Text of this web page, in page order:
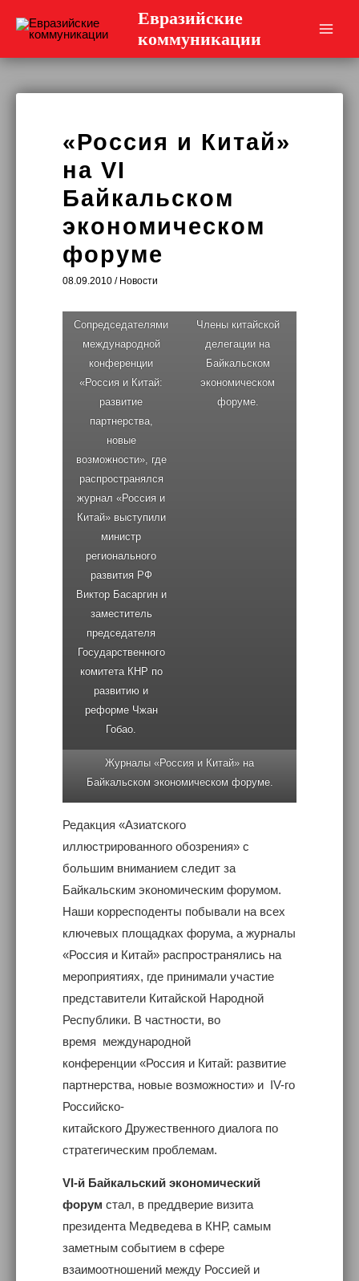
Евразийские
коммуникации
«Россия и Китай»
на VI
Байкальском
экономическом
форуме
08.09.2010 / Новости
Сопредседателями
международной
конференции
«Россия и Китай:
развитие
партнерства,
новые
возможности», где
распространялся
журнал «Россия и
Китай» выступили
министр
регионального
развития РФ
Виктор Басаргин и
заместитель
председателя
Государственного
комитета КНР по
развитию и
реформе Чжан
Гобао.
Члены китайской
делегации на
Байкальском
экономическом
форуме.
Журналы «Россия и Китай» на
Байкальском экономическом форуме.
Редакция «Азиатского
иллюстрированного обозрения» с
большим вниманием следит за
Байкальским экономическим форумом.
Наши корресподенты побывали на всех
ключевых площадках форума, а журналы
«Россия и Китай» распространялись на
мероприятиях, где принимали участие
представители Китайской Народной
Республики. В частности, во
время международной
конференции «Россия и Китай: развитие
партнерства, новые возможности» и IV-го
Российско-
китайского Дружественного диалога по
стратегическим проблемам.
VI-й Байкальский экономический
форумстал, в преддверие визита
президента Медведева в КНР, самым
заметным событием в сфере
взаимоотношений между Россией и